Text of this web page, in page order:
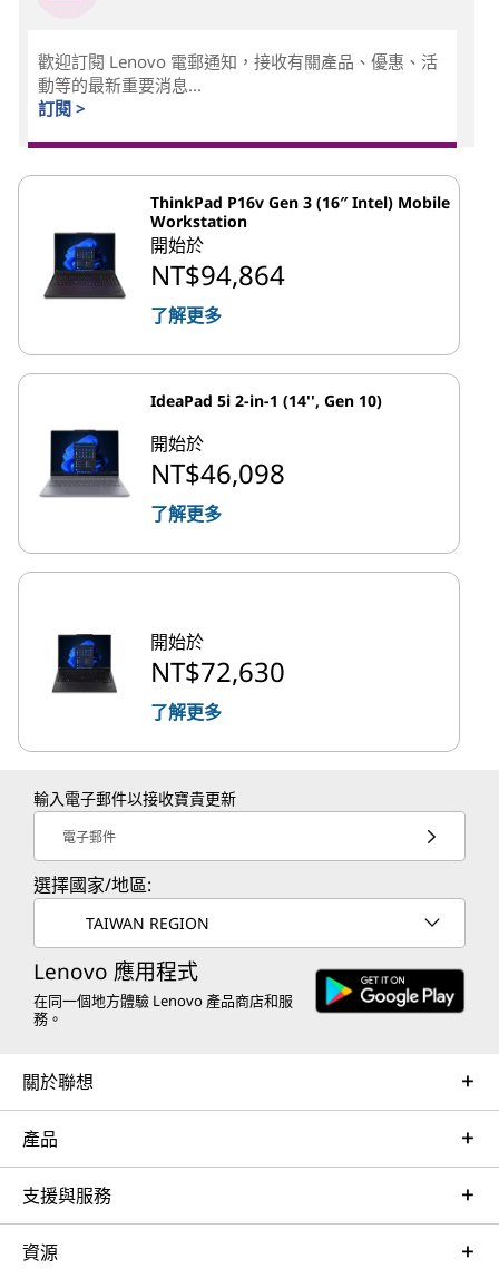
歡迎訂閱 Lenovo 電郵通知，接收有關產品、優惠、活
動等的最新重要消息...
訂閱 >
ThinkPad P16v Gen 3 (16″ Intel) Mobile
Workstation
開始於
NT$94,864
了解更多
IdeaPad 5i 2-in-1 (14'', Gen 10)
開始於
NT$46,098
了解更多
開始於
NT$72,630
了解更多
輸入電子郵件以接收寶貴更新
電子郵件
選擇國家/地區:
TAIWAN REGION
Lenovo 應用程式
在同一個地方體驗 Lenovo 產品商店和服
務。
關於聯想
產品
支援與服務
資源